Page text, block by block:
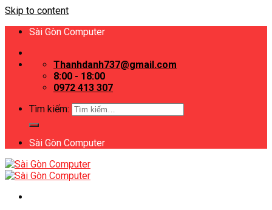
Skip to content
Sài Gòn Computer
Thanhdanh737@gmail.com
8:00 - 18:00
0972 413 307
Tìm kiếm:
Sài Gòn Computer